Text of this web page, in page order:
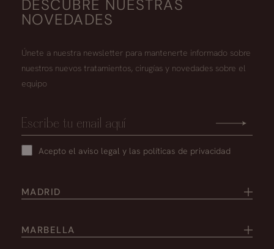
DESCUBRE NUESTRAS
NOVEDADES
Únete a nuestra newsletter para mantenerte informado sobre
nuestros nuevos tratamientos, cirugías y novedades sobre el
equipo
Acepto el aviso legal y las políticas de privacidad
MADRID
MARBELLA